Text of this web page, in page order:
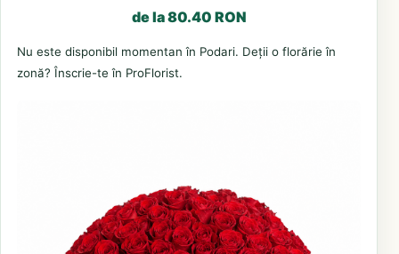
de la 80.40 RON
Nu este disponibil momentan în Podari. Deții o florărie în
zonă? Înscrie-te în ProFlorist.